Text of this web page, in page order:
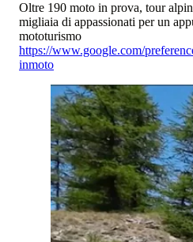
Oltre 190 moto in prova, tour
migliaia di appassionati per un
mototurismo
https://www.google.com/
inmoto